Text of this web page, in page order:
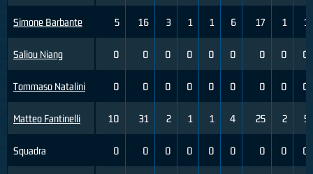
Simone Barbante
Saliou Niang
Tommaso Natalini
Matteo Fantinelli
Squadra
5 16 3 1 1 6 17 1 1
0 0 0 0 0 0 0 0 0
0 0 0 0 0 0 0 0 0
10 31 2 1 1 4 25 2 5
0 0 0 0 0 0 0 0 0